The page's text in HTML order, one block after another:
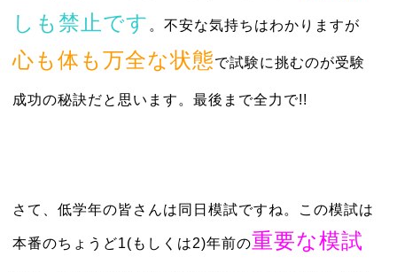
しも禁止です 。不安な気持ちはわかりますが
心も体も万全な状態で試験に挑むのが受験
成功の秘訣だと思います。最後まで全力で!!
さて、低学年の皆さんは同日模試ですね。この模試は
本番のちょうど1(もしくは2)年前の重要な模試